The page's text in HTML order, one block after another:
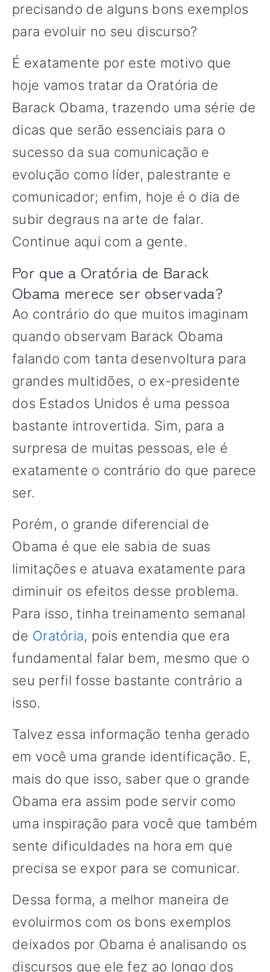
precisando de alguns bons exemplos
para evoluir no seu discurso?
É exatamente por este motivo que
hoje vamos tratar da Oratória de
Barack Obama, trazendo uma série de
dicas que serão essenciais para o
sucesso da sua comunicação e
evolução como líder, palestrante e
comunicador; enfim, hoje é o dia de
subir degraus na arte de falar.
Continue aqui com a gente.
Por que a Oratória de Barack
Obama merece ser observada?
Ao contrário do que muitos imaginam
quando observam Barack Obama
falando com tanta desenvoltura para
grandes multidões, o ex-presidente
dos Estados Unidos é uma pessoa
bastante introvertida. Sim, para a
surpresa de muitas pessoas, ele é
exatamente o contrário do que parece
ser.
Porém, o grande diferencial de
Obama é que ele sabia de suas
limitações e atuava exatamente para
diminuir os efeitos desse problema.
Para isso, tinha treinamento semanal
de Oratória, pois entendia que era
fundamental falar bem, mesmo que o
seu perfil fosse bastante contrário a
isso.
Talvez essa informação tenha gerado
em você uma grande identificação. E,
mais do que isso, saber que o grande
Obama era assim pode servir como
uma inspiração para você que também
sente dificuldades na hora em que
precisa se expor para se comunicar.
Dessa forma, a melhor maneira de
evoluirmos com os bons exemplos
deixados por Obama é analisando os
discursos que ele fez ao longo dos